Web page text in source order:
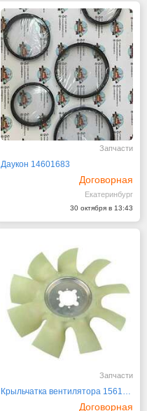
Запчасти
Даукон 14601683
Договорная
Екатеринбург
30 октября в 13:43
Запчасти
Крыльчатка вентилятора 15610485
Договорная